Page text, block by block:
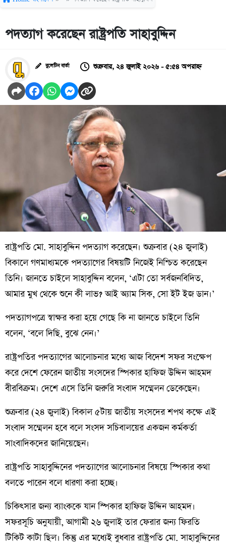
পদত্যাগ করেছেন রাষ্ট্রপতি সাহাবুদ্দিন
বুলেটিন বার্তা শুক্রবার, ২৪ জুলাই ২০২৬ - ৫:৫৪ অপরাহ্ন
রাষ্ট্রপতি মো. সাহাবুদ্দিন পদত্যাগ করেছেন। শুক্রবার (২৪ জুলাই)
বিকালে গণমাধ্যমকে পদত্যাগের বিষয়টি নিজেই নিশ্চিত করেছেন
তিনি। জানতে চাইলে সাহাবুদ্দিন বলেন, ‘এটা তো সর্বজনবিদিত,
আমার মুখ থেকে শুনে কী লাভ? আই অ্যাম সিক, সো ইট ইজ ডান।’
পদত্যাগপত্রে স্বাক্ষর করা হয়ে গেছে কি না জানতে চাইলে তিনি
বলেন, ‘বলে দিছি, বুঝে নেন।’
রাষ্ট্রপতির পদত্যাগের আলোচনার মধ্যে আজ বিদেশ সফর সংক্ষেপ
করে দেশে ফেরেন জাতীয় সংসদের স্পিকার হাফিজ উদ্দিন আহমদ
বীরবিক্রম। দেশে এসে তিনি জরুরি সংবাদ সম্মেলন ডেকেছেন।
শুক্রবার (২৪ জুলাই) বিকাল ৫টায় জাতীয় সংসদের শপথ কক্ষে এই
সংবাদ সম্মেলন হবে বলে সংসদ সচিবালয়ের একজন কর্মকর্তা
সাংবাদিকদের জানিয়েছেন।
রাষ্ট্রপতি সাহাবুদ্দিনের পদত্যাগের আলোচনার বিষয়ে স্পিকার কথা
বলতে পারেন বলে ধারণা করা হচ্ছে।
চিকিৎসার জন্য ব্যাংককে যান স্পিকার হাফিজ উদ্দিন আহমদ।
সফরসূচি অনুযায়ী, আগামী ২৬ জুলাই তার ফেরার জন্য ফিরতি
টিকিট কাটা ছিল। কিন্তু এর মধ্যেই বুধবার রাষ্ট্রপতি মো. সাহাবুদ্দিনের